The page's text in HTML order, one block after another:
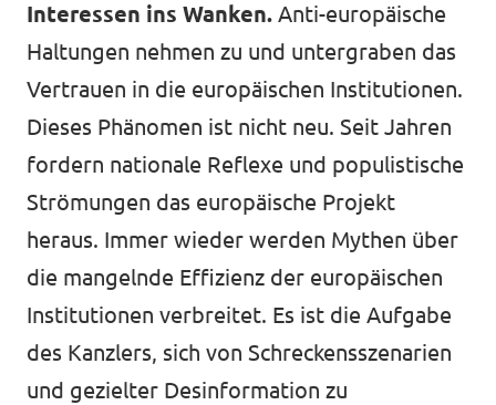
Interessen ins Wanken. Anti-europäische
Haltungen nehmen zu und untergraben das
Vertrauen in die europäischen Institutionen.
Dieses Phänomen ist nicht neu. Seit Jahren
fordern nationale Reflexe und populistische
Strömungen das europäische Projekt
heraus. Immer wieder werden Mythen über
die mangelnde Effizienz der europäischen
Institutionen verbreitet. Es ist die Aufgabe
des Kanzlers, sich von Schreckensszenarien
und gezielter Desinformation zu